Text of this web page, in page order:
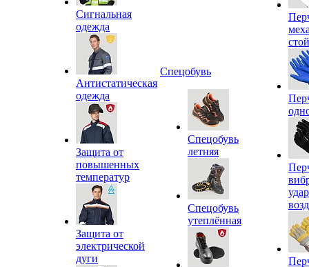
Сигнальная
одежда
Антистатическая
одежда
Защита от
повышенных
температур
Защита от
электрической
дуги
Спецобувь
Спецобувь
летняя
Спецобувь
утеплённая